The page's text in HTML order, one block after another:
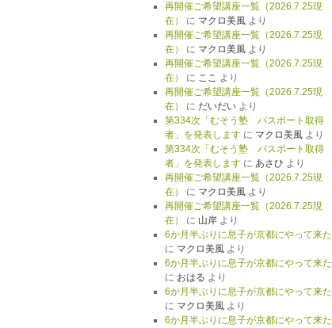
再開催ご希望講座一覧（2026.7.25現
在）
に マクロ美風より
再開催ご希望講座一覧（2026.7.25現
在）
に マクロ美風より
再開催ご希望講座一覧（2026.7.25現
在）
に ここ より
再開催ご希望講座一覧（2026.7.25現
在）
に だいだいより
第334次「むそう塾 パスポート取得
者」を発表しますに マクロ美風より
第334次「むそう塾 パスポート取得
者」を発表しますに あさひ より
再開催ご希望講座一覧（2026.7.25現
在）
に マクロ美風より
再開催ご希望講座一覧（2026.7.25現
在）
に 山岸より
6か月半ぶりに息子が京都にやって来た
に マクロ美風より
6か月半ぶりに息子が京都にやって来た
に おはる より
6か月半ぶりに息子が京都にやって来た
に マクロ美風より
6か月半ぶりに息子が京都にやって来た